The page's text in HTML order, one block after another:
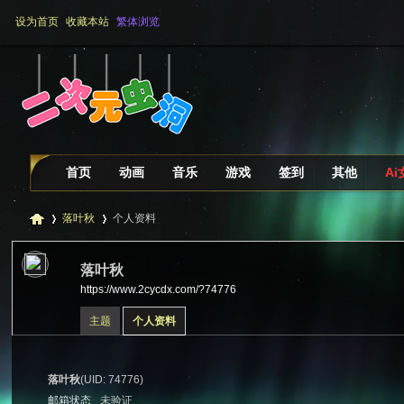
设为首页 收藏本站 繁体浏览
首页 动画 音乐 游戏 签到 其他 Ai
落叶秋
›
个人资料
落叶秋
https://www.2cycdx.com/?74776
主题 个人资料
落叶秋(UID: 74776)
邮箱状态
未验证